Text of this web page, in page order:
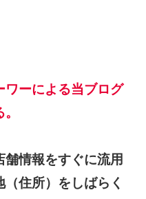
ワーによる当ブログ
情報をすぐに流用
住所）をしばらく